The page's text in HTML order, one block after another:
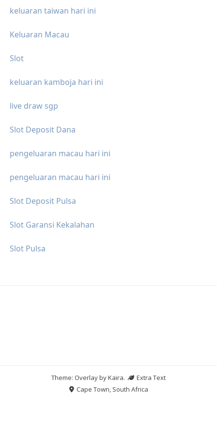
keluaran taiwan hari ini
Keluaran Macau
Slot
keluaran kamboja hari ini
live draw sgp
Slot Deposit Dana
pengeluaran macau hari ini
pengeluaran macau hari ini
Slot Deposit Pulsa
Slot Garansi Kekalahan
Slot Pulsa
Theme: Overlay byKaira.
Extra Text
Cape Town, South Africa